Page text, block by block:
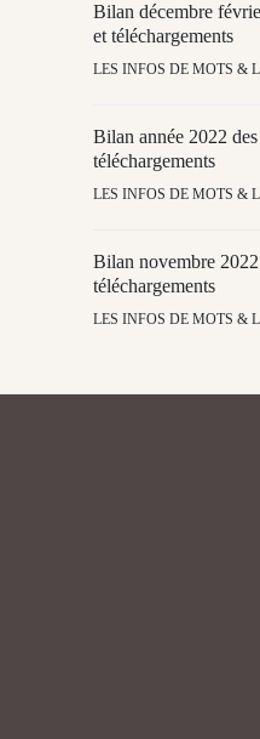
Bilan décembre
et téléchargements
LES INFOS DE MOTS &
Bilan année 2022
téléchargements
LES INFOS DE MOTS &
Bilan novembre 2022
téléchargements
LES INFOS DE MOTS &